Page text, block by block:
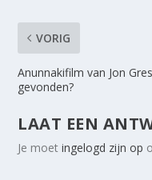
VORIG
Anunnakifilm van Jon
gevonden?
LAAT EEN
Je moetingelogd zijn op